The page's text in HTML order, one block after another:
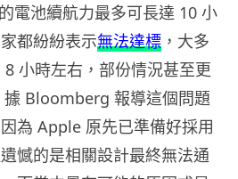
電池續航力最多可長達 10 小
都紛紛表示無法達標 ，大多
小時左右，部份情況甚至更
據 Bloomberg 報導這個問題
為 Apple 原先已準備好採用
憾的是相關設計最終無法通